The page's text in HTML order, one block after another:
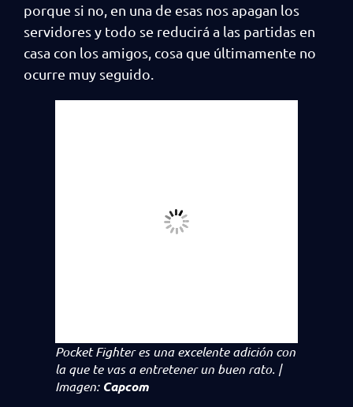
porque si no, en una de esas nos apagan los
servidores y todo se reducirá a las partidas en
casa con los amigos, cosa que últimamente no
ocurre muy seguido.
Pocket Fighteres una excelente adición con
la que te vas a entretener un buen rato. |
Imagen: Capcom